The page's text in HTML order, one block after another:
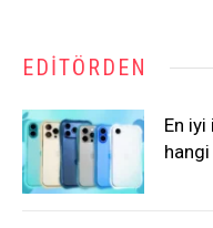
EDITÖRDEN
En
hangi